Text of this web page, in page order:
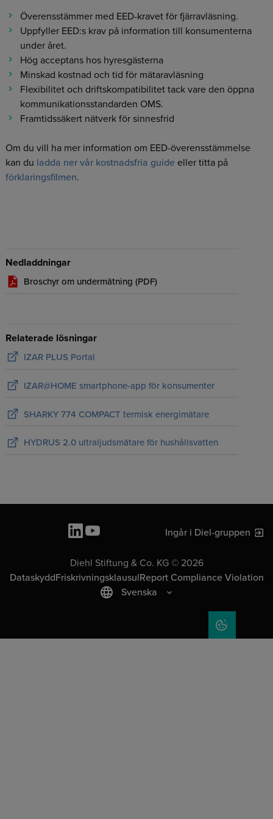
Överensstämmer med EED-kravet för fjärravläsning.
Uppfyller EED:s krav på information till konsumenterna
under året.
Hög acceptans hos hyresgästerna
Minskad kostnad och tid för mätaravläsning
Flexibilitet och driftskompatibilitet tack vare den öppna
kommunikationsstandarden OMS.
Framtidssäkert nätverk för sinnesfrid
Om du vill ha mer information om EED-överensstämmelse
kan du ladda ner vår kostnadsfria guide eller titta på
förklaringsfilmen.
Nedladdningar
Broschyr om undermätning (PDF)
Relaterade lösningar
IZAR PLUS Portal
IZAR@HOME smartphone-app för konsumenter
SHARKY 774 COMPACT termisk energimätare
HYDRUS 2.0 ultraljudsmätare för hushållsvatten
Ingår i Diel-gruppen
Diehl Stiftung & Co. KG © 2026
DataskyddFriskrivningsklausulReport Compliance Violation
Svenska
COOKIE